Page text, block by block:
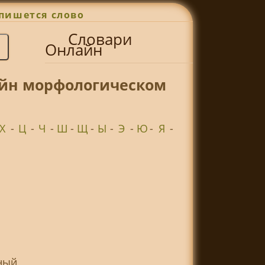
слово
Словари
Онлайн
морфологическом
Х - Ц - Ч - Ш - Щ- Ы - Э - Ю- Я -